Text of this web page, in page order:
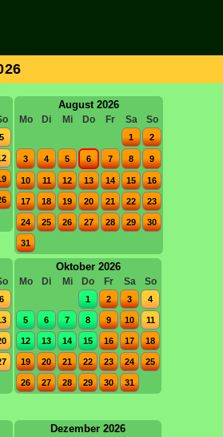
5
August 2026
Mo Di Mi Do Fr Sa So
1 2
3 4 5 6 7 8 9
10 11 12 13 14 15 16
17 18 19 20 21 22 23
24 25 26 27 28 29 30
31
6
Oktober 2026
Mo Di Mi Do Fr Sa So
1 2 3 4
5 6 7 8 9 10 11
12 13 14 15 16 17 18
19 20 21 22 23 24 25
26 27 28 29 30 31
Dezember 2026